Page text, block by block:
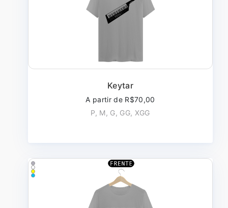
Keytar
A partir de R$70,00
P, M, G, GG, XGG